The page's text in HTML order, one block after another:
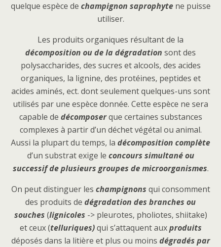
quelque espèce de champignon saprophytene puisse
utiliser.
Les produits organiques résultant de la
décomposition ou de la dégradation sont des
polysaccharides, des sucres et alcools, des acides
organiques, la lignine, des protéines, peptides et
acides aminés, ect. dont seulement quelques-uns sont
utilisés par une espèce donnée. Cette espèce ne sera
capable de décomposerque certaines substances
complexes à partir d’un déchet végétal ou animal.
Aussi la plupart du temps, la décomposition complète
d’un substrat exige le concours simultané ou
successif de plusieurs groupes de microorganismes.
On peut distinguer les champignons qui consomment
des produits de dégradation des branches ou
souches (lignicoles -> pleurotes, pholiotes, shiitake)
et ceux (telluriques)qui s’attaquent auxproduits
déposés dans la litière et plus ou moins dégradés par